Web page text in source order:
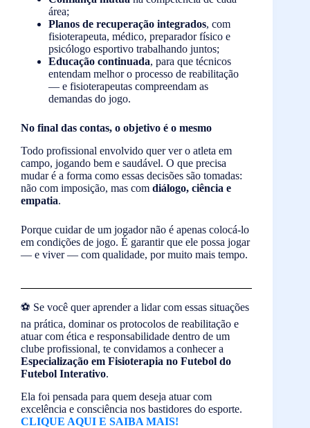
área;
Planos de recuperação integrados, com
fisioterapeuta, médico, preparador físico e
psicólogo esportivo trabalhando juntos;
Educação continuada, para que técnicos
entendam melhor o processo de reabilitação
— e fisioterapeutas compreendam as
demandas do jogo.
No final das contas, o objetivo é o mesmo
Todo profissional envolvido quer ver o atleta em
campo, jogando bem e saudável. O que precisa
mudar é a forma como essas decisões são tomadas:
não com imposição, mas com diálogo, ciência e
empatia.
Porque cuidar de um jogador não é apenas colocá-lo
em condições de jogo. É garantir que ele possa jogar
— e viver — com qualidade, por muito mais tempo.
⚽ Se você quer aprender a lidar com essas situações
na prática, dominar os protocolos de reabilitação e
atuar com ética e responsabilidade dentro de um
clube profissional, te convidamos a conhecer a
Especialização em Fisioterapia no Futebol do
Futebol Interativo.
Ela foi pensada para quem deseja atuar com
excelência e consciência nos bastidores do esporte.
CLIQUE AQUI E SAIBA MAIS!